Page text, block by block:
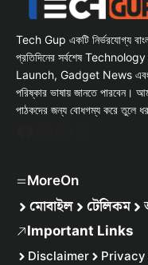
Tech Gup একটি নির্ভরযোগ্য
প্রতিদিনের সর্বশেষ
Launch, Gadget News এবং
পরিষ্কার ভাষায় জানতে পারবেন।
পাঠকদের জন্য বোধগম্য করে তুলে
MoreOn
মোবাইল টেলিকম
Important Links
Disclaimer